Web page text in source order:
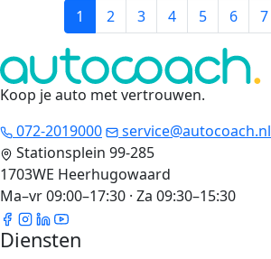
1 2 3 4 5 6 7
Koop je auto met vertrouwen.
072-2019000
service@autocoach.nl
Stationsplein 99-285
1703WE Heerhugowaard
Ma–vr 09:00–17:30 · Za 09:30–15:30
Diensten